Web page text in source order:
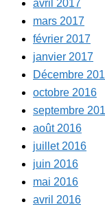
avril 2017
mars 2017
février 2017
janvier 2017
Décembre
octobre 2016
septembre
août 2016
juillet 2016
juin 2016
mai 2016
avril 2016